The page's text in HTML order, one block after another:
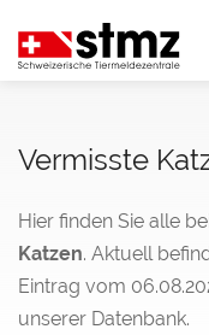
Vermisste
Hier finden Sie alle
Katzen. Aktuell
Eintrag vom
unserer Datenbank.